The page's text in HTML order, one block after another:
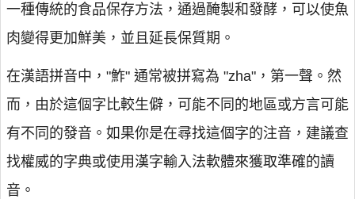
一種傳統的食品保存方法，通過醃製和發酵，可以使魚
肉變得更加鮮美，並且延長保質期。
在漢語拼音中，"鮓" 通常被拼寫為 "zha"，第一聲。然
而，由於這個字比較生僻，可能不同的地區或方言可能
有不同的發音。如果你是在尋找這個字的注音，建議查
找權威的字典或使用漢字輸入法軟體來獲取準確的讀
音。